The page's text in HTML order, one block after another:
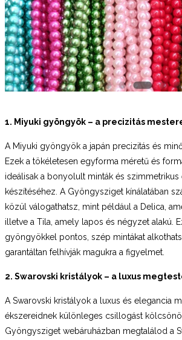
1. Miyuki gyöngyök – a precizitás
A Miyuki gyöngyök a japán precizitás és
Ezek a tökéletesen egyforma méretű és
ideálisak a bonyolult minták és szimmetrikus
készítéséhez. A Gyöngysziget kínálatában
közül válogathatsz, mint például a Delica,
illetve a Tila, amely lapos és négyzet alakú.
gyöngyökkel pontos, szép mintákat
garantáltan felhívják magukra a figyelmet.
2. Swarovski kristályok – a luxus
A Swarovski kristályok a luxus és elegancia
ékszereidnek különleges csillogást
Gyöngysziget webáruházban megtalálod a